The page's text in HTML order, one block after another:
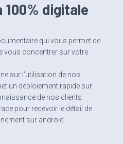
100% digitale
qui vous permet de
vous concentrer sur votre
sur l’utilisation de nos
un déploiement rapide sur
de nos clients
pour recevoir le détail de
sur androïd.